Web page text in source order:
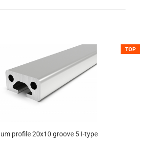
TOP
profile 20x10 groove 5 I-type